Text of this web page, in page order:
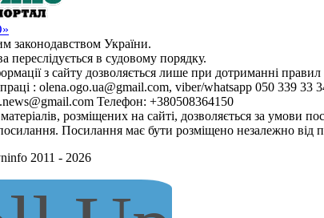
законодавством України.
переслідується в судовому порядку.
з сайту дозволяється лише при дотриманні правил
: olena.ogo.ua@gmail.com, viber/whatsapp 050 339 33
Телефон: +380508364150
розміщених на сайті, дозволяється за умови
Посилання має бути розміщено незалежно від
2011 - 2026